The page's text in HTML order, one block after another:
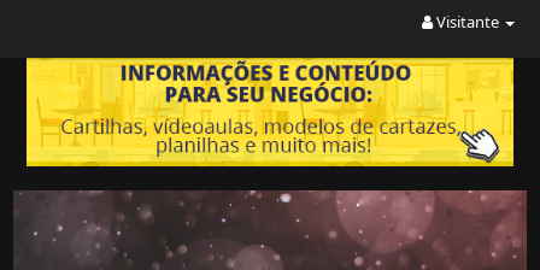
Visitante